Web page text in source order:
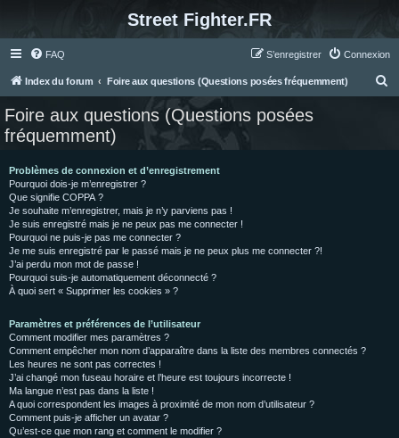
Street Fighter.FR
FAQ Connexion
S’enregistrer
Index du forum Foire aux questions (Questions posées fréquemment)
Foire aux questions (Questions posées
fréquemment)
Problèmes de connexion et d’enregistrement
Pourquoi dois-je m’enregistrer ?
Que signifie COPPA ?
Je souhaite m’enregistrer, mais je n’y parviens pas !
Je suis enregistré mais je ne peux pas me connecter !
Pourquoi ne puis-je pas me connecter ?
Je me suis enregistré par le passé mais je ne peux plus me connecter ?!
J’ai perdu mon mot de passe !
Pourquoi suis-je automatiquement déconnecté ?
À quoi sert « Supprimer les cookies » ?
Paramètres et préférences de l’utilisateur
Comment modifier mes paramètres ?
Comment empêcher mon nom d’apparaître dans la liste des membres connectés ?
Les heures ne sont pas correctes !
J’ai changé mon fuseau horaire et l’heure est toujours incorrecte !
Ma langue n’est pas dans la liste !
A quoi correspondent les images à proximité de mon nom d’utilisateur ?
Comment puis-je afficher un avatar ?
Qu’est-ce que mon rang et comment le modifier ?